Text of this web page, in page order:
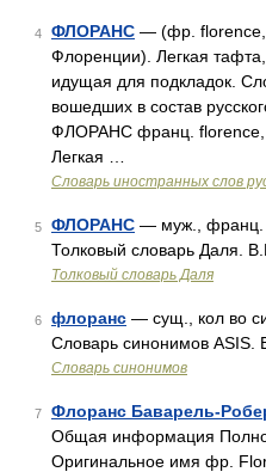
4 ФЛОРАНС — (фр. florence,
Флоренции). Легкая
идущая для подкладок.
вошедших в состав
ФЛОРАНС франц. florence,
Легкая …
Словарь иностранных слов
5 ФЛОРАНС — муж., франц.
Толковый словарь Даля.
Толковый словарь Даля
6 флоранс — сущ., кол во
Словарь синонимов ASIS.
Словарь синонимов
7 Флоранс Баварель-
Общая информация
Оригинальное имя фр.